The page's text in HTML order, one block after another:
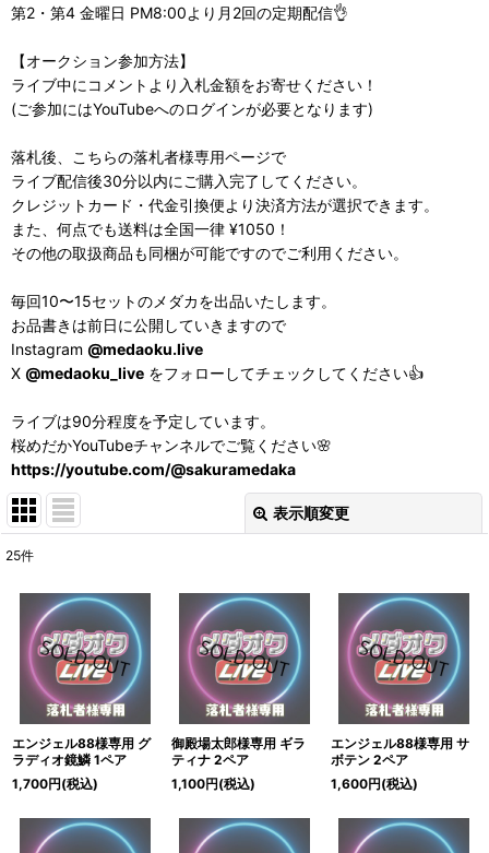
第2・第4 金曜日 PM8:00より月2回の定期配信👌
【オークション参加方法】
ライブ中にコメントより入札金額をお寄せください！
(ご参加にはYouTubeへのログインが必要となります)
落札後、こちらの落札者様専用ページで
ライブ配信後30分以内にご購入完了してください。
クレジットカード・代金引換便より決済方法が選択できます。
また、何点でも送料は全国一律 ¥1050！
その他の取扱商品も同梱が可能ですのでご利用ください。
毎回10〜15セットのメダカを出品いたします。
お品書きは前日に公開していきますので
Instagram @medaoku.live
X @medaoku_live をフォローしてチェックしてください👍
ライブは90分程度を予定しています。
桜めだかYouTubeチャンネルでご覧ください🌸
https://youtube.com/@sakuramedaka
表示順変更
並び順:
絞り込む
25件
エンジェル88様専用 グ
ラディオ鏡鱗 1ペア
1,700円(税込)
御殿場太郎様専用 ギラ
ティナ 2ペア
1,100円(税込)
エンジェル88様専用 サ
ボテン 2ペア
1,600円(税込)